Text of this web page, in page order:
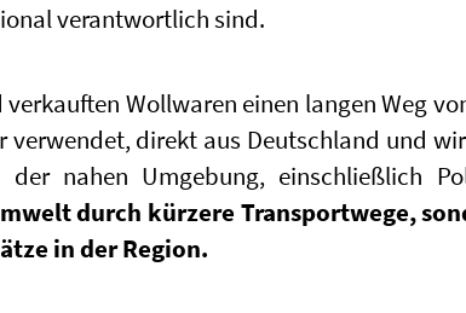
verantwortlich sind.
Wollwaren einen langen Weg
verwendet, direkt aus Deutschland und
nahen Umgebung, einschließlich
durch kürzere Transportwege,
in der Region.